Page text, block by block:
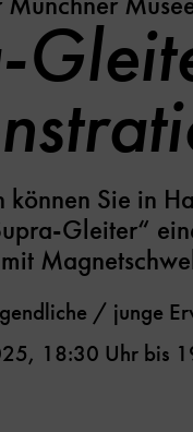
können Sie in
Gleiter“
/ junge
, 18:30 Uhrbis